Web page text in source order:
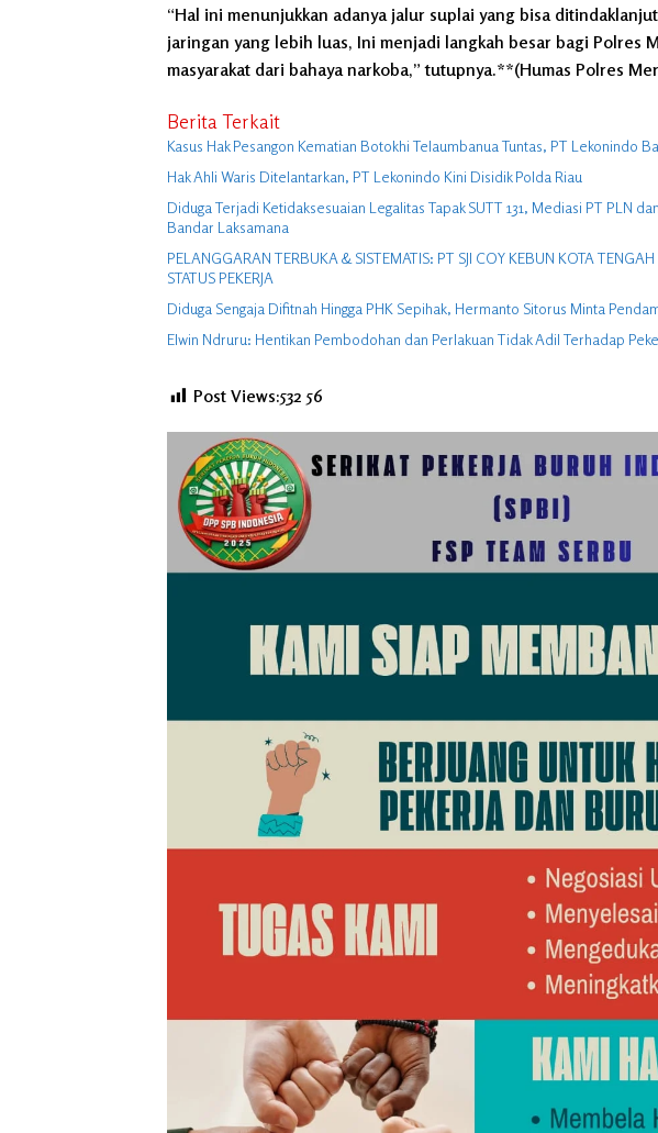
“Hal ini menunjukkan adanya jalur suplai yang bisa
jaringan yang lebih luas, Ini menjadi langkah besar bagi Polres
masyarakat dari bahaya narkoba,” tutupnya.**(Humas Polres
Berita Terkait
Kasus Hak Pesangon Kematian Botokhi Telaumbanua Tuntas, PT Lekonindo
Hak Ahli Waris Ditelantarkan, PT Lekonindo Kini Disidik Polda Riau
Diduga Terjadi Ketidaksesuaian Legalitas Tapak SUTT 131, Mediasi PT PLN
Bandar Laksamana
PELANGGARAN TERBUKA & SISTEMATIS: PT SJI COY KEBUN KOTA
STATUS PEKERJA
Diduga Sengaja Difitnah Hingga PHK Sepihak, Hermanto Sitorus Minta
Elwin Ndruru: Hentikan Pembodohan dan Perlakuan Tidak Adil Terhadap
Post Views:532 56